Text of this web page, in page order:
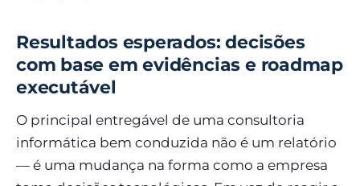
Resultados esperados: decisões
com base em evidências e roadmap
executável
O principal entregável de uma consultoria
informática bem conduzida não é um relatório
— é uma mudança na forma como a empresa